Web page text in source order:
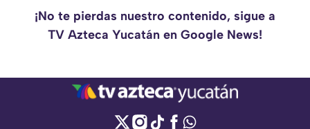
¡No te pierdas nuestro contenido, sigue a
TV Azteca Yucatán en Google News!